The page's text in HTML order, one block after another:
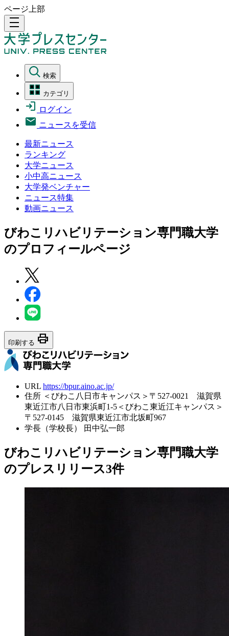
ページ上部
density_medium
検索
カテゴリ
ログイン
ニュースを受信
最新ニュース
ランキング
大学ニュース
小中高ニュース
大学発ベンチャー
ニュース特集
動画ニュース
びわこリハビリテーション専門職大学
のプロフィールページ
印刷する print
URL https://bpur.aino.ac.jp/
住所 ＜びわこ八日市キャンパス＞〒527-0021 滋賀県
東近江市八日市東浜町1-5＜びわこ東近江キャンパス＞
〒527-0145 滋賀県東近江市北坂町967
学長（学校長）
田中弘一郎
びわこリハビリテーション専門職大学
のプレスリリース3件